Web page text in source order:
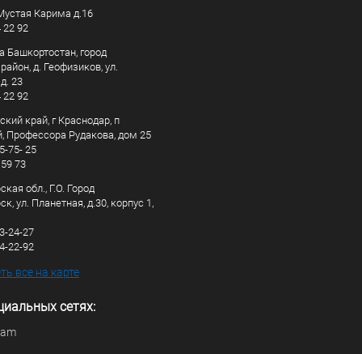
Карима д.16
22 92
Башкортостан, город
д. Геофизиков, ул.
23
22 92
край, г Краснодар, п
Профессора Рудакова, дом 25
75- 25
73
обл., Г.О. Город
ул. Планетная, д.30, корпус 1,
24-27
22-92
все на карте
сетях: